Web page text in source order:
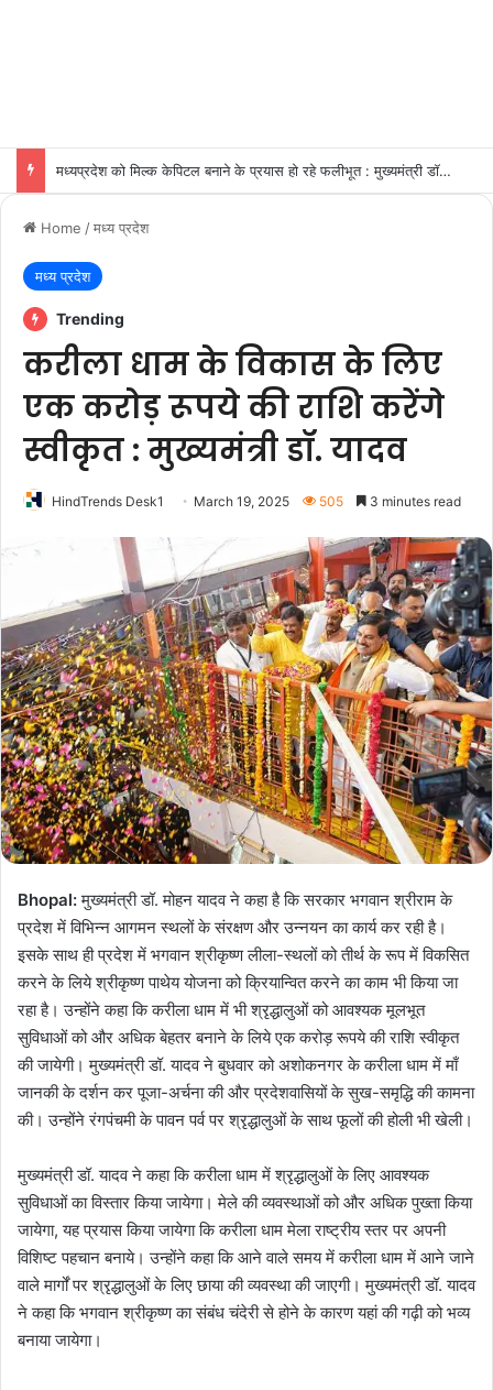
मध्यप्रदेश को मिल्क केपिटल बनाने के प्रयास हो रहे फलीभूत : मुख्यमंत्री डॉ. यादव
Home /मध्य प्रदेश
मध्य प्रदेश
Trending
करीला धाम के विकास के लिए
एक करोड़ रूपये की राशि करेंगे
स्वीकृत : मुख्यमंत्री डॉ. यादव
HindTrends Desk1 March 19, 2025 505 3 minutes read
Bhopal:मुख्यमंत्री डॉ. मोहन यादव ने कहा है कि सरकार भगवान श्रीराम के
प्रदेश में विभिन्न आगमन स्थलों के संरक्षण और उन्नयन का कार्य कर रही है।
इसके साथ ही प्रदेश में भगवान श्रीकृष्ण लीला-स्थलों को तीर्थ के रूप में विकसित
करने के लिये श्रीकृष्ण पाथेय योजना को क्रियान्वित करने का काम भी किया जा
रहा है। उन्होंने कहा कि करीला धाम में भी श्रृद्धालुओं को आवश्यक मूलभूत
सुविधाओं को और अधिक बेहतर बनाने के लिये एक करोड़ रूपये की राशि स्वीकृत
की जायेगी। मुख्यमंत्री डॉ. यादव ने बुधवार को अशोकनगर के करीला धाम में माँ
जानकी के दर्शन कर पूजा-अर्चना की और प्रदेशवासियों के सुख-समृद्धि की कामना
की। उन्होंने रंगपंचमी के पावन पर्व पर श्रृद्धालुओं के साथ फूलों की होली भी खेली।
मुख्यमंत्री डॉ. यादव ने कहा कि करीला धाम में श्रृद्धालुओं के लिए आवश्यक
सुविधाओं का विस्तार किया जायेगा। मेले की व्यवस्थाओं को और अधिक पुख्ता किया
जायेगा, यह प्रयास किया जायेगा कि करीला धाम मेला राष्ट्रीय स्तर पर अपनी
विशिष्ट पहचान बनाये। उन्होंने कहा कि आने वाले समय में करीला धाम में आने जाने
वाले मार्गों पर श्रृद्धालुओं के लिए छाया की व्यवस्था की जाएगी। मुख्यमंत्री डॉ. यादव
ने कहा कि भगवान श्रीकृष्ण का संबंध चंदेरी से होने के कारण यहां की गढ़ी को भव्य
बनाया जायेगा।